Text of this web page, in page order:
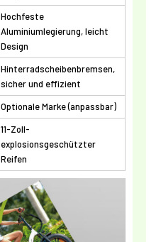
Hochfeste
Aluminiumlegierung, leicht
Design
Hinterradscheibenbremsen,
sicher und effizient
Optionale Marke (anpassbar)
11-Zoll-
explosionsgeschützter
Reifen